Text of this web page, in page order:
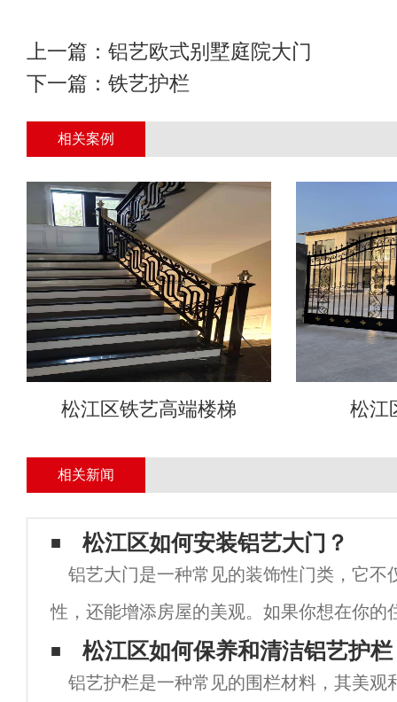
上一篇： 铝艺欧式别墅庭院大门
下一篇： 铁艺护栏
相关案例
松江区铁艺高端楼梯 松江
相关新闻
松江区如何安装铝艺大门？
铝艺大门是一种常见的装饰性门类，它不
性，还能增添房屋的美观。如果你想在你的
安装一个铝艺大门，本文将为你提供详细的
将分为以下几个步骤来介绍如何安装铝艺大
松江区如何保养和清洁铝艺护
铝艺护栏是一种常见的围栏材料，其美观